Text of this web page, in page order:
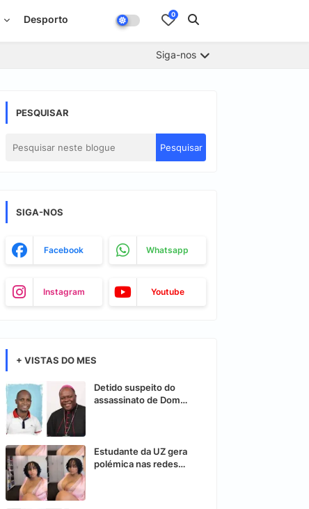
Desporto 0
Siga-nos
PESQUISAR
SIGA-NOS
Facebook Whatsapp
Instagram Youtube
+ VISTAS DO MES
Detido suspeito do
assassinato de Dom
Estudante da UZ gera
polémica nas redes